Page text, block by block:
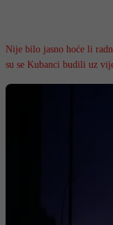
Nije bilo jasno hoće li
su se Kubanci budili uz